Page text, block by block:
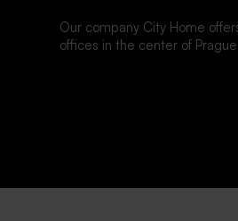
Our company City Home
offices in the center of